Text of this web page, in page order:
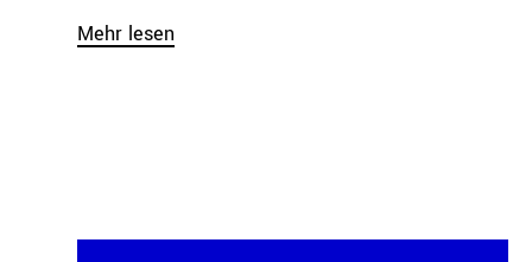
Mehr lesen